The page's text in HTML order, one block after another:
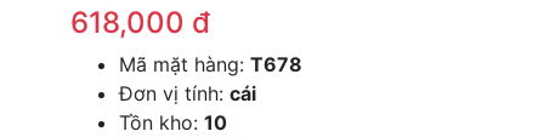
618,000 đ
Mã mặt hàng: T678
Đơn vị tính: cái
Tồn kho: 10